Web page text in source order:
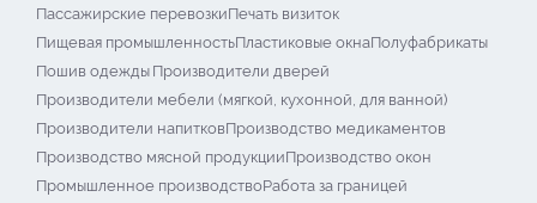
Пассажирские перевозкиПечать визиток
Пищевая промышленностьПластиковые окнаПолуфабрикаты
Пошив одежды Производители дверей
Производители мебели (мягкой, кухонной, для ванной)
Производители напитковПроизводство медикаментов
Производство мясной продукцииПроизводство окон
Промышленное производствоРабота за границей